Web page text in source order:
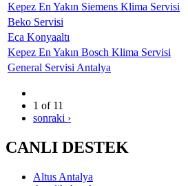
Kepez En Yakın Siemens Klima Servisi
Beko Servisi
Eca Konyaaltı
Kepez En Yakın Bosch Klima Servisi
General Servisi Antalya
1 of 11
sonraki ›
CANLI DESTEK
Altus Antalya